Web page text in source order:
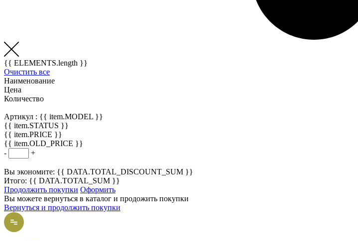
{{ ELEMENTS.length }}
Очистить все
Наименование
Цена
Количество
Артикул : {{ item.MODEL }}
{{ item.STATUS }}
{{ item.PRICE }}
{{ item.OLD_PRICE }}
-
+
Вы экономите: {{ DATA.TOTAL_DISCOUNT_SUM }}
Итого: {{ DATA.TOTAL_SUM }}
Продолжить покупки Оформить
Вы можете вернуться в каталог и продожить покупки
Вернуться и продолжить покупки